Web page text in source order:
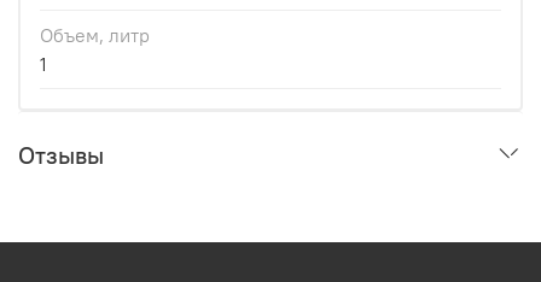
Объем, литр
1
Отзывы